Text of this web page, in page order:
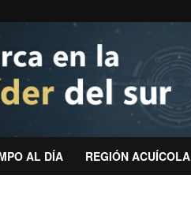
AL DÍA REGIÓN ACUÍCOLA